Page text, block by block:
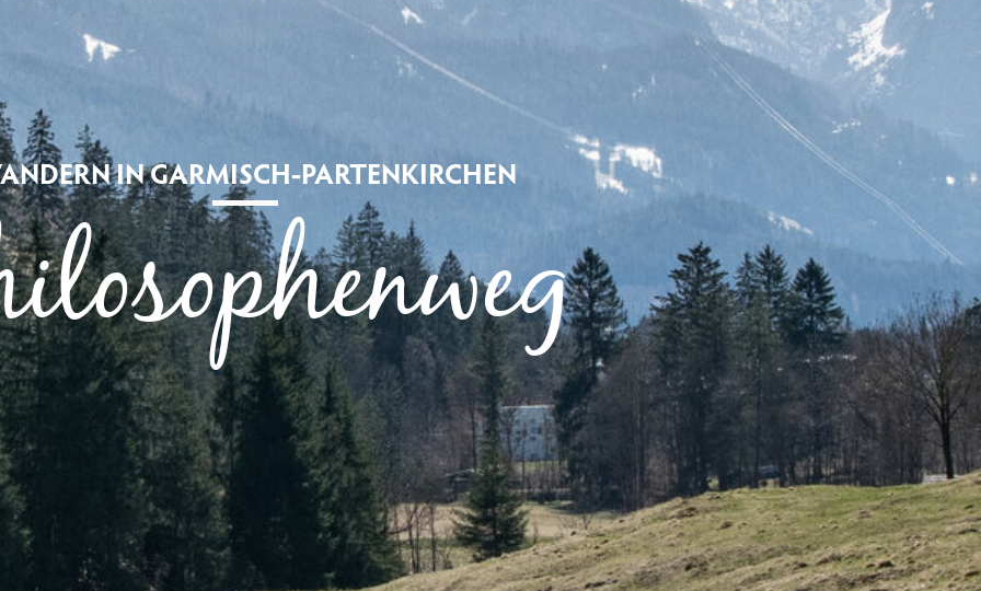
IN GARMISCH-PARTENKIRCHEN